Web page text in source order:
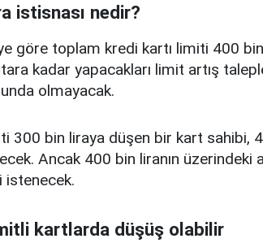
istisnası nedir?
göre toplam kredi kartı limiti 400
kadar yapacakları limit artış
olmayacak.
300 bin liraya düşen bir kart sahibi,
Ancak 400 bin liranın üzerindeki
istenecek.
kartlarda düşüş olabilir